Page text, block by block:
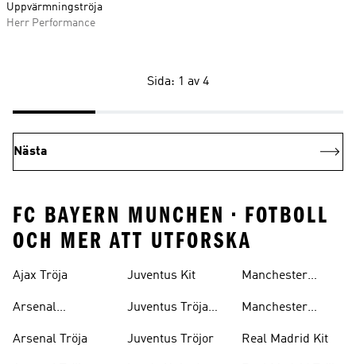
Uppvärmningströja
Herr Performance
Sida: 1 av 4
Nästa
FC BAYERN MUNCHEN • FOTBOLL
OCH MER ATT UTFORSKA
Ajax Tröja
Arsenal
Arsenal Tröja
Juventus Kit
Juventus Tröja
Juventus Tröjor
Manchester
Manchester
Real Madrid Kit